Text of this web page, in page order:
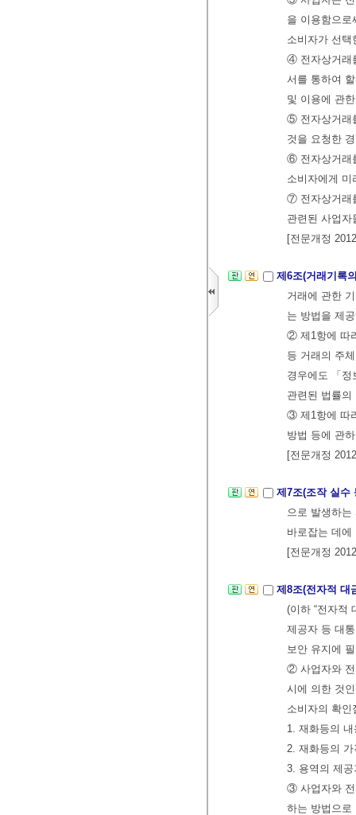
을 이용함으
소비자가 선
④ 전자상거래
서를 통하여
및 이용에 관
⑤ 전자상거래
것을 요청한
⑥ 전자상거래
소비자에게 미
⑦ 전자상거래
관련된 사업
[전문개정
제6조(거래기록
거래에 관한
는 방법을 제
② 제1항에 따
등 거래의 주
경우에도 「
관련된 법률
③ 제1항에 따
방법 등에 관
[전문개정
제7조(조작 실수
으로 발생하
바로잡는 데
[전문개정
제8조(전자적 대
(이하 “전자적
제공자 등 대
보안 유지에
② 사업자와 전
시에 의한 것
소비자의 확
1. 재화등의
2. 재화등의 가
3. 용역의 제공
③ 사업자와 전
하는 방법으로